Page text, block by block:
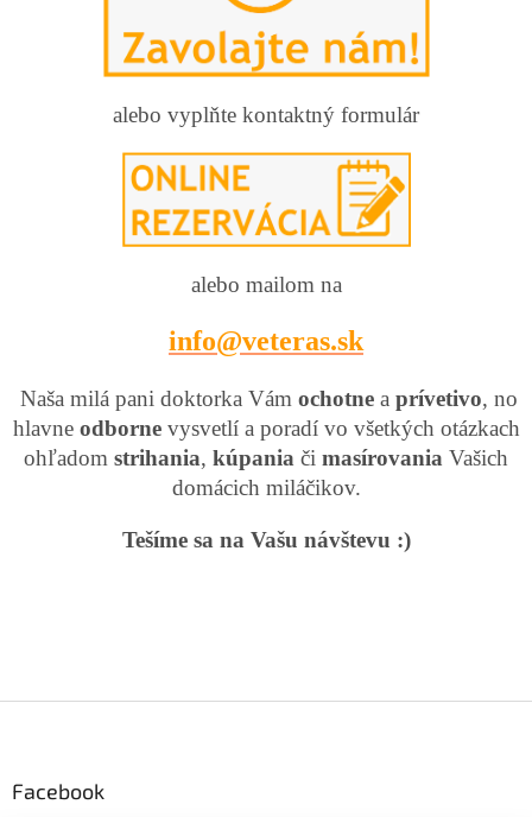
alebo vyplňte kontaktný formulár
alebo mailom na
info@veteras.sk
Naša milá pani doktorka Vám ochotne a prívetivo, no
hlavne odbornevysvetlí a poradí vo všetkých otázkach
ohľadom strihania, kúpania či masírovania Vašich
domácich miláčikov.
Tešíme sa na Vašu návštevu :)
Facebook